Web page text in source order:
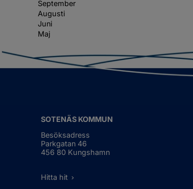
September
Augusti
Juni
Maj
SOTENÄS KOMMUN
Besöksadress
Parkgatan 46
456 80 Kungshamn
Hitta hit